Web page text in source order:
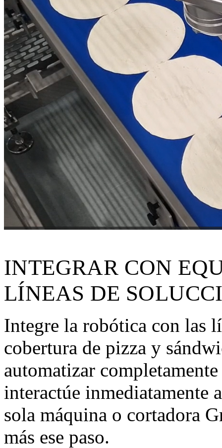
INTEGRAR CON
LÍNEAS DE
Integre la robótica con las
cobertura de pizza y
automatizar
interactúe inmediatamente
sola máquina o cortadora
más ese paso.